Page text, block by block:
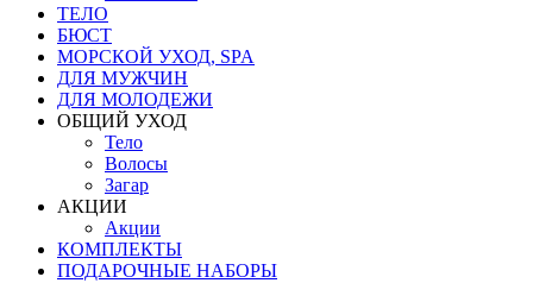
ТЕЛО
БЮСТ
МОРСКОЙ УХОД, SPA
ДЛЯ МУЖЧИН
ДЛЯ МОЛОДЕЖИ
ОБЩИЙ УХОД
Тело
Волосы
Загар
АКЦИИ
Акции
КОМПЛЕКТЫ
ПОДАРОЧНЫЕ НАБОРЫ